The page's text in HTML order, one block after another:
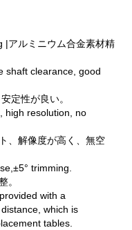
|アルミニウム合金素材精
shaft clearance, good
定性が良い。
high resolution, no
、解像度が高く、無空
trimming.
。
with a
which is
tables.